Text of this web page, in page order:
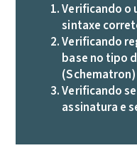
Verificando o
sintaxe
Verificando
base no tipo
(Schematron)
Verificando
assinatura e